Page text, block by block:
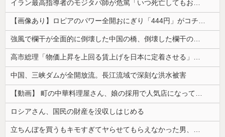
イラン最高指導者のモジタバ師が危篤「いつ死亡してもおかしくない」…イラン大統領「意思疎通はかなり難しい」！
【画像あり】ロピアのパワー全開おにぎり「444円」がコチラｗｗｗｗｗ
強風で欄干が全面的に倒壊した中国の橋、倒壊した欄干の破片を調べると凄まじい事実が発覚して……
高市総理「物価上昇を上回る賃上げを日本に定着させる」⇒ 国家公務員月給3.51％増へ
中国、三峡ダムが全開放流。長江流域で深刻な洪水被害
【動画】 町の中華料理屋さん、娘の採用で人気店になってしまう
ロシアさん、国民の財産を没収しはじめる
立ちんぼを買うもキモすぎてヤらせてもらえなかった男、代わりの足コキでまさかの大量身寸米青ｗｗｗ